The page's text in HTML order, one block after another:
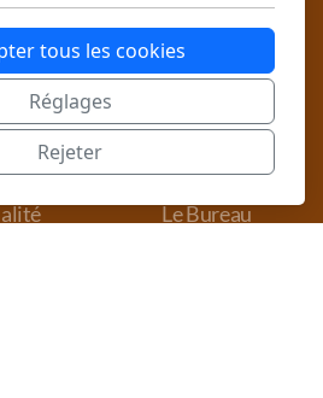
Nos moniteurs
Le Bureau
tous les cookies
Réglages
Rejeter